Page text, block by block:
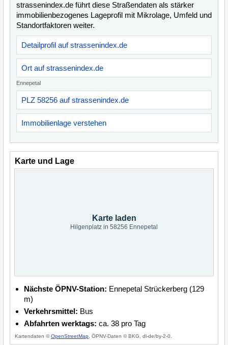
strassenindex.de führt diese Straßendaten als stärker
immobilienbezogenes Lageprofil mit Mikrolage, Umfeld und
Standortfaktoren weiter.
Detailprofil auf strassenindex.de
Ort auf strassenindex.de
Ennepetal
PLZ 58256 auf strassenindex.de
Immobilienlage verstehen
Karte und Lage
Karte laden
Hilgenplatz in 58256 Ennepetal
Nächste ÖPNV-Station: Ennepetal Strückerberg (129
m)
Verkehrsmittel: Bus
Abfahrten werktags: ca. 38 pro Tag
Kartendaten ©OpenStreetMap , ÖPNV-Daten © BKG, dl-de/by-2-0.